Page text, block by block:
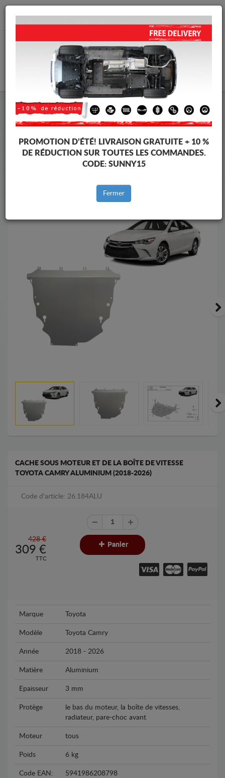
info@cachesousmoteur.fr
Cache Sous Moteur Toyota
Cache Sous Moteur Toyota Camry
Marques
CACHE SOUS MOTEUR ET DE LA BOÎTE DE VITESSE
TOYOTA CAMRY ALUMINIUM (2018-2026)
Code d'article: 26.184ALU
428 €
309 €
TTC
Panier
Marque Toyota
Modèle Toyota Camry
Année 2018 - 2026
Matière Aluminium
Epaisseur 3 mm
Protège
le bas du moteur, la boîte de vitesses,
radiateur, pare-choc avant
Moteur tous
Poids 6 kg
Code EAN: 5941986208798
PROMOTION D’ÉTÉ! LIVRAISON GRATUITE + 10 %
DE RÉDUCTION SUR TOUTES LES COMMANDES.
CODE: SUNNY15
Fermer